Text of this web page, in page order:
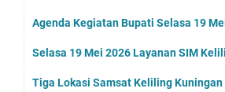
Agenda Kegiatan Bupati Selasa 19
Selasa 19 Mei 2026 Layanan SIM
Tiga Lokasi Samsat Keliling Kuningan